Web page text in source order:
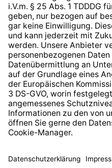
* Alle Preise inkl.
anders